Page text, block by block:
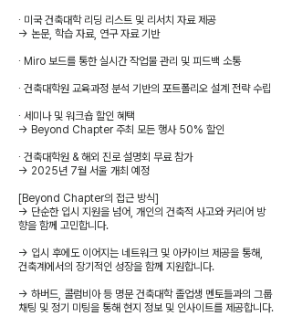
∙ 미국 건축대학 리딩 리스트 및 리서치 자료 제공
→ 논문, 학습 자료, 연구 자료 기반
∙ Miro 보드를 통한 실시간 작업물 관리 및 피드백 소통
∙ 건축대학원 교육과정 분석 기반의 포트폴리오 설계 전략 수립
∙ 세미나 및 워크숍 할인 혜택
→ Beyond Chapter 주최 모든 행사 50% 할인
∙ 건축대학원 & 해외 진로 설명회 무료 참가
→ 2025년 7월 서울 개최 예정
[Beyond Chapter의 접근 방식]
→ 단순한 입시 지원을 넘어, 개인의 건축적 사고와 커리어 방
향을 함께 고민합니다.
→ 입시 후에도 이어지는 네트워크 및 아카이브 제공을 통해,
건축계에서의 장기적인 성장을 함께 지원합니다.
→ 하버드, 콜럼비아 등 명문 건축대학 졸업생 멘토들과의 그룹
채팅 및 정기 미팅을 통해 현지 정보 및 인사이트를 제공합니다.